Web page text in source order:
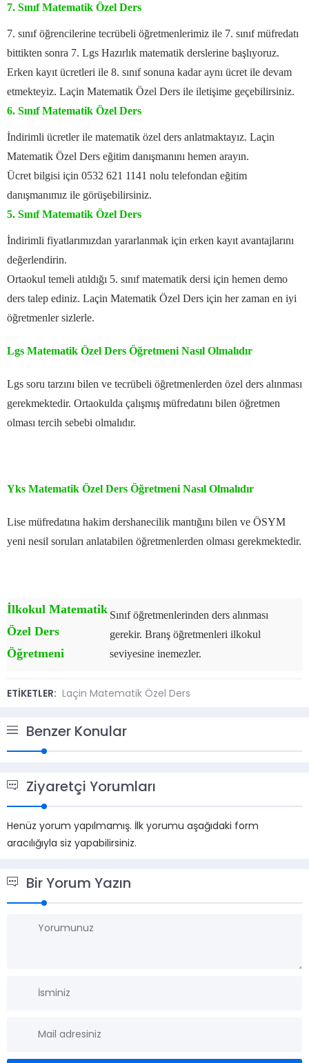
7. Sınıf Matematik Özel Ders
7. sınıf öğrencilerine tecrübeli öğretmenlerimiz ile 7. sınıf müfredatı
bittikten sonra 7. Lgs Hazırlık matematik derslerine başlıyoruz.
Erken kayıt ücretleri ile 8. sınıf sonuna kadar aynı ücret ile devam
etmekteyiz. Laçin Matematik Özel Ders ile iletişime geçebilirsiniz.
6. Sınıf Matematik Özel Ders
İndirimli ücretler ile matematik özel ders anlatmaktayız. Laçin
Matematik Özel Ders eğitim danışmanını hemen arayın.
Ücret bilgisi için 0532 621 1141 nolu telefondan eğitim
danışmanımız ile görüşebilirsiniz.
5. Sınıf Matematik Özel Ders
İndirimli fiyatlarımızdan yararlanmak için erken kayıt avantajlarını
değerlendirin.
Ortaokul temeli atıldığı 5. sınıf matematik dersi için hemen demo
ders talep ediniz. Laçin Matematik Özel Ders için her zaman en iyi
öğretmenler sizlerle.
Lgs Matematik Özel Ders Öğretmeni Nasıl Olmalıdır
Lgs soru tarzını bilen ve tecrübeli öğretmenlerden özel ders alınması
gerekmektedir. Ortaokulda çalışmış müfredatını bilen öğretmen
olması tercih sebebi olmalıdır.
Yks Matematik Özel Ders Öğretmeni Nasıl Olmalıdır
Lise müfredatına hakim dershanecilik mantığını bilen ve ÖSYM
yeni nesil soruları anlatabilen öğretmenlerden olması gerekmektedir.
İlkokul Matematik
Özel Ders
Öğretmeni
Sınıf öğretmenlerinden ders alınması
gerekir. Branş öğretmenleri ilkokul
seviyesine inemezler.
ve
ETİKETLER: Laçin Matematik Özel Ders
Benzer Konular
Ziyaretçi Yorumları
Henüz yorum yapılmamış. İlk yorumu aşağıdaki form
aracılığıyla siz yapabilirsiniz.
Bir Yorum Yazın